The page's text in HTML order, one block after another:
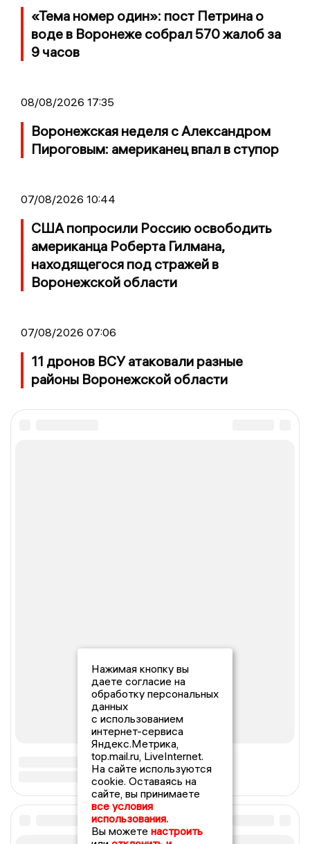
«Тема номер один»: пост Петрина о
воде в Воронеже собрал 570 жалоб за
9 часов
08/08/2026 17:35
Воронежская неделя с Александром
Пироговым: американец впал в ступор
07/08/2026 10:44
США попросили Россию освободить
американца Роберта Гилмана,
находящегося под стражей в
Воронежской области
07/08/2026 07:06
11 дронов ВСУ атаковали разные
районы Воронежской области
Нажимая кнопку вы
даете согласие на
обработку персональных
данных
с использованием
интернет-сервиса
Яндекс.Метрика,
top.mail.ru, LiveInternet.
На сайте используются
cookie. Оставаясь на
сайте, вы принимаете
все условия
использования.
Вы можете настроить